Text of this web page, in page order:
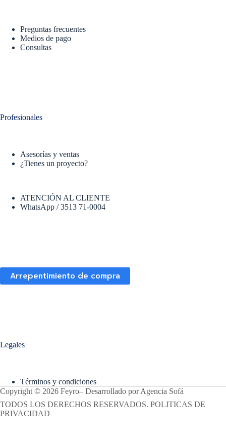
Preguntas frecuentes
Medios de pago
Consultas
Profesionales
Asesorías y ventas
¿Tienes un proyecto?
ATENCIÓN AL CLIENTE
WhatsApp / 3513 71-0004
Arrepentimiento de compra
Legales
Términos y condiciones
Copyright © 2026 Feyro– Desarrollado porAgencia Sofá
TODOS LOS DERECHOS RESERVADOS. POLITICAS DE
PRIVACIDAD